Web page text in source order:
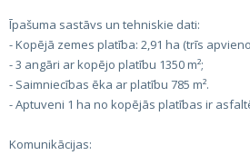
Īpašuma sastāvs un tehniskie dati:
- Kopējā zemes platība: 2,91 ha (trīs
- 3 angāri ar kopējo platību 1350 m²;
- Saimniecības ēka ar platību 785 m².
- Aptuveni 1 ha no kopējās platības ir
Komunikācijas: